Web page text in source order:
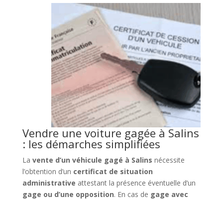
Vendre une voiture gagée à Salins
: les démarches simplifiées
La vente d’un véhicule gagé à Salins nécessite
l’obtention d’un certificat de situation
administrative attestant la présence éventuelle d’un
gage ou d’une opposition. En cas de gage avec